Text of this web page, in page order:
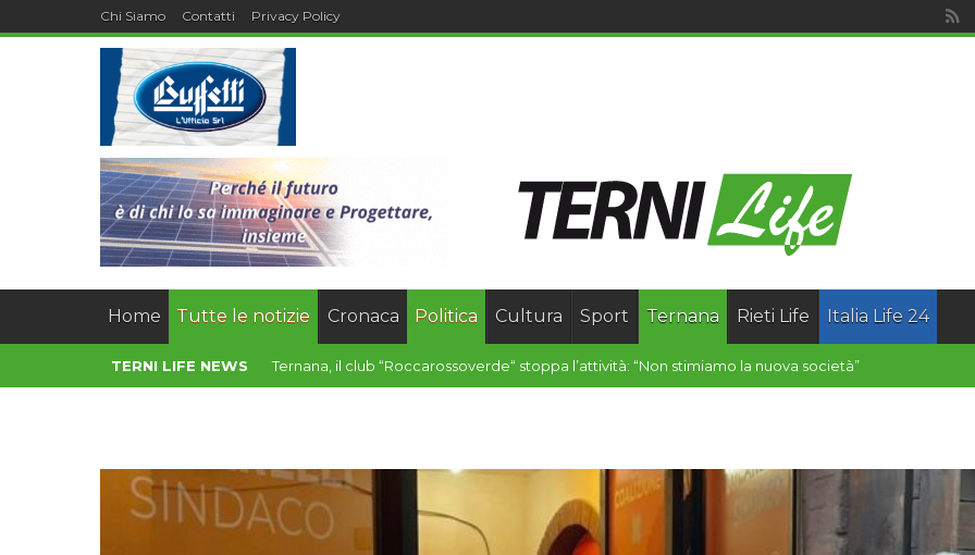
Chi Siamo Contatti Privacy Policy
Home Tutte le notizie Cronaca Politica Cultura Sport Ternana Rieti Life Italia Life 24
TERNI LIFE NEWS Affida